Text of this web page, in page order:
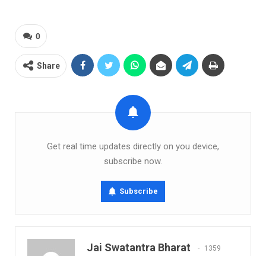
0
Share
Get real time updates directly on you device,
subscribe now.
Subscribe
Jai Swatantra Bharat 1359